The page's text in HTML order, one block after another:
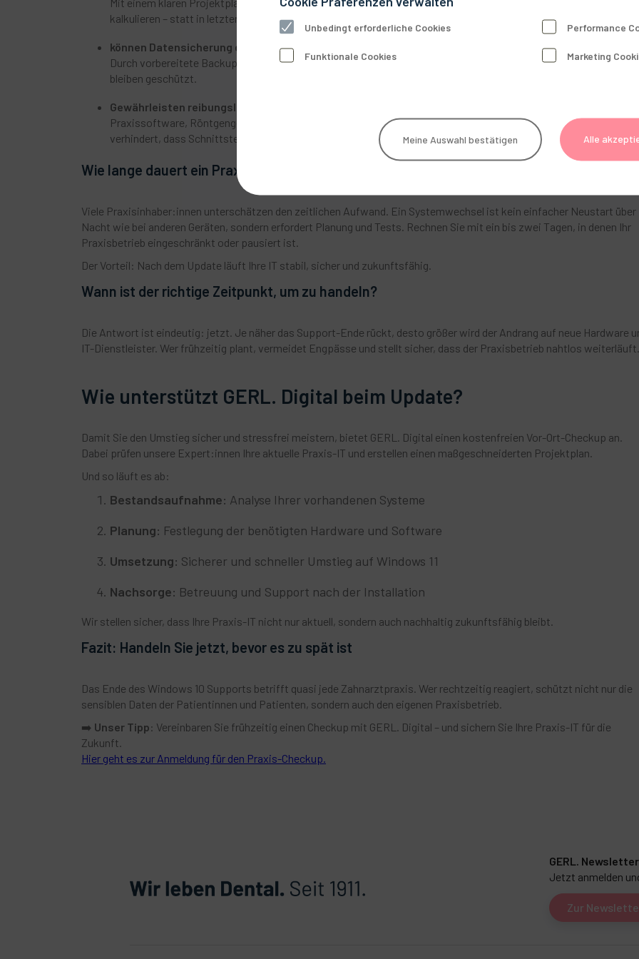
kalkulieren – statt in letzter Minute teure Notlösungen bezahlen zu müssen.
können Datensicherung gewährleisten
Durch vorbereitete Backups und abgestimmte Abläufe geht keine Patientenakte verloren, und sensible Daten
bleiben geschützt.
Gewährleisten reibungslose Zusammenarbeit der Systeme
Praxissoftware, Röntgengeräte und Netzwerke werden aufeinander abgestimmt. Ein strukturierter Ansatz
verhindert, dass Schnittstellen nach dem Update plötzlich nicht mehr funktionieren.
Wie lange dauert ein Praxis-Update?
Viele Praxisinhaber:innen unterschätzen den zeitlichen Aufwand. Ein Systemwechsel ist kein einfacher Neustart über
Nacht wie bei anderen Geräten, sondern erfordert Planung und Tests. Rechnen Sie mit ein bis zwei Tagen, in denen Ihr
Praxisbetrieb eingeschränkt oder pausiert ist.
Der Vorteil: Nach dem Update läuft Ihre IT stabil, sicher und zukunftsfähig.
Wann ist der richtige Zeitpunkt, um zu handeln?
Die Antwort ist eindeutig: jetzt. Je näher das Support-Ende rückt, desto größer wird der Andrang auf neue Hardware
IT-Dienstleister. Wer frühzeitig plant, vermeidet Engpässe und stellt sicher, dass der Praxisbetrieb nahtlos weiterläuft.
Wie unterstützt GERL. Digital beim Update?
Damit Sie den Umstieg sicher und stressfrei meistern, bietet GERL. Digital einen kostenfreien Vor-Ort-Checkup an.
Dabei prüfen unsere Expert:innen Ihre aktuelle Praxis-IT und erstellen einen maßgeschneiderten Projektplan.
Und so läuft es ab:
Bestandsaufnahme: Analyse Ihrer vorhandenen Systeme
Planung: Festlegung der benötigten Hardware und Software
Umsetzung: Sicherer und schneller Umstieg auf Windows 11
Nachsorge: Betreuung und Support nach der Installation
Wir stellen sicher, dass Ihre Praxis-IT nicht nur aktuell, sondern auch nachhaltig zukunftsfähig bleibt.
Fazit: Handeln Sie jetzt, bevor es zu spät ist
Das Ende des Windows 10 Supports betrifft quasi jede Zahnarztpraxis. Wer rechtzeitig reagiert, schützt nicht nur die
sensiblen Daten der Patientinnen und Patienten, sondern auch den eigenen Praxisbetrieb.
➡️ Unser Tipp: Vereinbaren Sie frühzeitig einen Checkup mit GERL. Digital – und sichern Sie Ihre Praxis-IT für die
Zukunft.
Hier geht es zur Anmeldung für den Praxis-Checkup.
GERL. Newsletter
Jetzt anmelden
Zur
Unbedingt erforderliche Cookies Performance
Funktionale Cookies Marketing
Meine Auswahl bestätigen Alle